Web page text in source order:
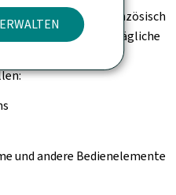
(Englisch, Französisch
beleuchtet drei alltägliche
sind, aber ein
und andere Bedienelemente